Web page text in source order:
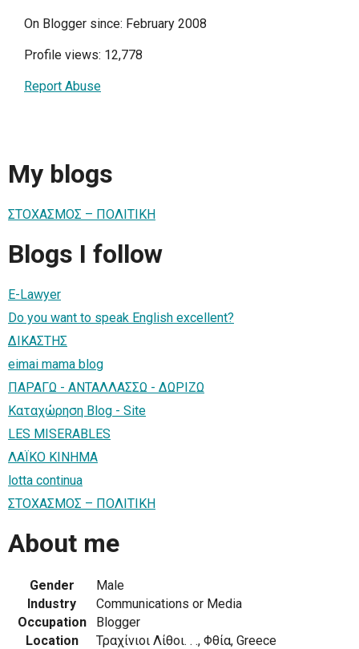
On Blogger since: February 2008
Profile views: 12,778
Report Abuse
My blogs
ΣΤΟΧΑΣΜΟΣ – ΠΟΛΙΤΙΚΗ
Blogs I follow
E-Lawyer
Do you want to speak English excellent?
ΔΙΚΑΣΤΗΣ
eimai mama blog
ΠΑΡΑΓΩ - ΑΝΤΑΛΛΑΣΣΩ - ΔΩΡΙΖΩ
Καταχώρηση Blog - Site
LES MISERABLES
ΛΑΪΚΟ ΚΙΝΗΜΑ
lotta continua
ΣΤΟΧΑΣΜΟΣ – ΠΟΛΙΤΙΚΗ
About me
Gender
Male
Industry
Communications or Media
Occupation
Blogger
Location
Τραχίνιοι Λίθοι. . ., Φθία, Greece